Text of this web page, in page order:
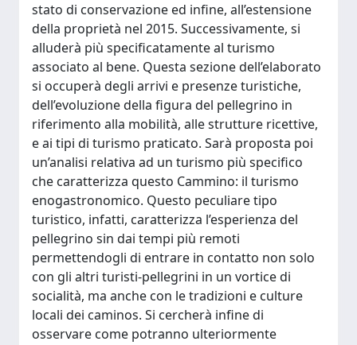
stato di conservazione ed infine, all’estensione
della proprietà nel 2015. Successivamente, si
alluderà più specificatamente al turismo
associato al bene. Questa sezione dell’elaborato
si occuperà degli arrivi e presenze turistiche,
dell’evoluzione della figura del pellegrino in
riferimento alla mobilità, alle strutture ricettive,
e ai tipi di turismo praticato. Sarà proposta poi
un’analisi relativa ad un turismo più specifico
che caratterizza questo Cammino: il turismo
enogastronomico. Questo peculiare tipo
turistico, infatti, caratterizza l’esperienza del
pellegrino sin dai tempi più remoti
permettendogli di entrare in contatto non solo
con gli altri turisti-pellegrini in un vortice di
socialità, ma anche con le tradizioni e culture
locali dei caminos. Si cercherà infine di
osservare come potranno ulteriormente